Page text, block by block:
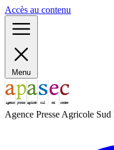
Accès au contenu
Menu
Agence Presse Agricole Sud
Panneau de gestion des cookies